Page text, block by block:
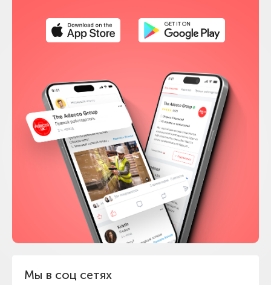
Мы в соц сетях